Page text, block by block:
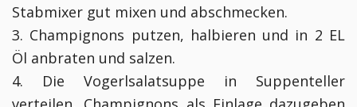
Stabmixer gut mixen und abschmecken.
3. Champignons putzen, halbieren und in 2 EL
Öl anbraten und salzen.
4. Die Vogerlsalatsuppe in Suppenteller